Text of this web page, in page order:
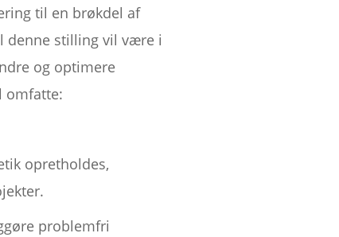
til en brøkdel af
denne stilling vil være i
og optimere
omfatte:
opretholdes,
problemfri